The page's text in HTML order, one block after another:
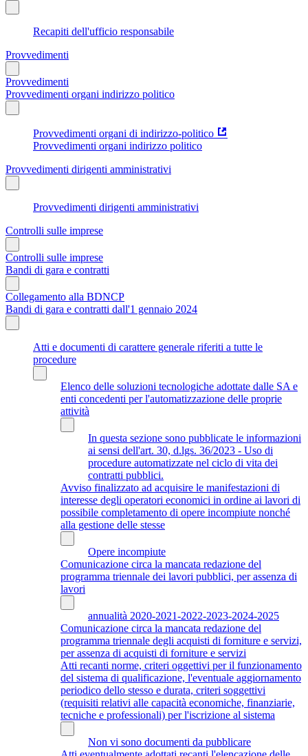
Recapiti dell'ufficio responsabile
Provvedimenti
Provvedimenti
Provvedimenti organi indirizzo politico
Provvedimenti organi di indirizzo-politico
Provvedimenti organi indirizzo politico
Provvedimenti dirigenti amministrativi
Provvedimenti dirigenti amministrativi
Controlli sulle imprese
Controlli sulle imprese
Bandi di gara e contratti
Collegamento alla BDNCP
Bandi di gara e contratti dall'1 gennaio 2024
Atti e documenti di carattere generale riferiti a tutte le
procedure
Elenco delle soluzioni tecnologiche adottate dalle SA e
enti concedenti per l'automatizzazione delle proprie
attività
In questa sezione sono pubblicate le informazioni
ai sensi dell'art. 30, d.lgs. 36/2023 - Uso di
procedure automatizzate nel ciclo di vita dei
contratti pubblici.
Avviso finalizzato ad acquisire le manifestazioni di
interesse degli operatori economici in ordine ai lavori di
possibile completamento di opere incompiute nonché
alla gestione delle stesse
Opere incompiute
Comunicazione circa la mancata redazione del
programma triennale dei lavori pubblici, per assenza di
lavori
annualità 2020-2021-2022-2023-2024-2025
Comunicazione circa la mancata redazione del
programma triennale degli acquisti di forniture e servizi,
per assenza di acquisti di forniture e servizi
Atti recanti norme, criteri oggettivi per il funzionamento
del sistema di qualificazione, l'eventuale aggiornamento
periodico dello stesso e durata, criteri soggettivi
(requisiti relativi alle capacità economiche, finanziarie,
tecniche e professionali) per l'iscrizione al sistema
Non vi sono documenti da pubblicare